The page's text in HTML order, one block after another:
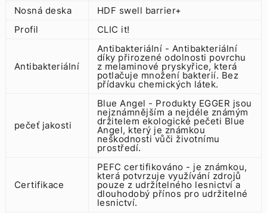
Nosná deska
HDF swell barrier+
Profil
CLIC it!
Antibakteriální
Antibakteriální - Antibakteriální
díky přirozené odolnosti povrchu
z melaminové pryskyřice, která
potlačuje množení bakterií. Bez
přídavku chemických látek.
pečeť jakosti
Blue Angel - Produkty EGGER jsou
nejznámnějším a nejdéle známým
držitelem ekologické pečeti Blue
Angel, který je známkou
neškodnosti vůči životnímu
prostředí.
Certifikace
PEFC certifikováno - je známkou,
která potvrzuje využívání zdrojů
pouze z udržitelného lesnictví a
dlouhodobý přínos pro udržitelné
lesnictví.